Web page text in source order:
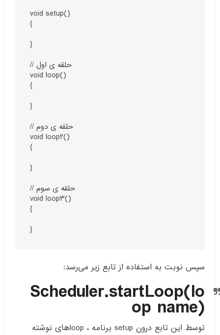
void setup()
{
}
// حلقه ی اول
void loop()
{
}
// حلقه ی دوم
void loop2()
{
}
// حلقه ی سوم
void loop3()
{
}
سپس نوبت به استفاده از تابع زیر می‌رسد:
Scheduler.startLoop(lo
op name)
توسط این تابع درون setup برنامه ، loop‌های نوشته